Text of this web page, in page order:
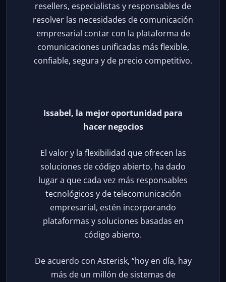
resellers, especialistas y responsables de
resolver las necesidades de comunicación
empresarial contar con la plataforma de
comunicaciones unificadas más flexible,
confiable, segura y de precio competitivo.
Issabel, la mejor oportunidad para
hacer negocios
El valor y la flexibilidad que ofrecen las
soluciones de código abierto, ha dado
lugar a que cada vez más responsables
tecnológicos y de telecomunicación
empresarial, estén incorporando
plataformas y soluciones basadas en
código abierto.
De acuerdo con Asterisk, “hoy en día, hay
más de un millón de sistemas de